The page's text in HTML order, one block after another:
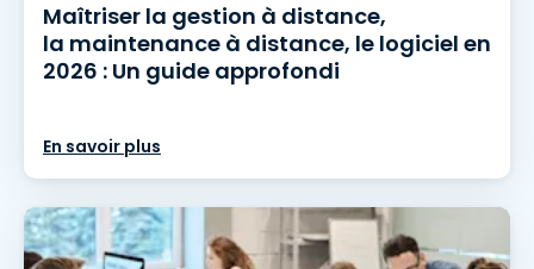
Maîtriser la gestion à distance,
la maintenance à distance, le logiciel en
2026 : Un guide approfondi
En savoir plus